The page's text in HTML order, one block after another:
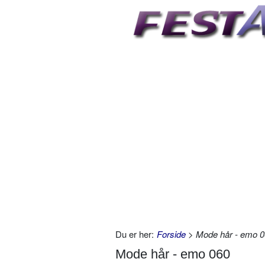
Du er her: Forside > Mode hår - emo
Mode hår - emo 060